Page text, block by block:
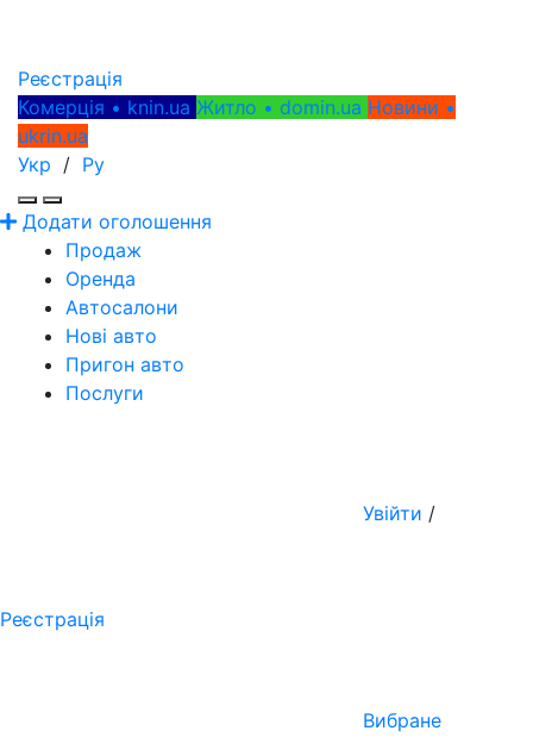
Реєстрація
Комерція • knin.ua Житло • domin.ua Новини •
ukrin.ua
Укр / Ру
Додати оголошення
Продаж
Оренда
Автосалони
Нові авто
Пригон авто
Послуги
Увійти /
Реєстрація
Вибране